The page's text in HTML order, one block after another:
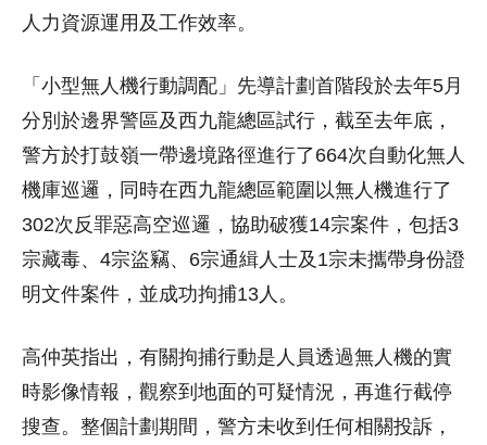
人力資源運用及工作效率。
「小型無人機行動調配」先導計劃首階段於去年5月
分別於邊界警區及西九龍總區試行，截至去年底，
警方於打鼓嶺一帶邊境路徑進行了664次自動化無人
機庫巡邏，同時在西九龍總區範圍以無人機進行了
302次反罪惡高空巡邏，協助破獲14宗案件，包括3
宗藏毒、4宗盜竊、6宗通緝人士及1宗未攜帶身份證
明文件案件，並成功拘捕13人。
高仲英指出，有關拘捕行動是人員透過無人機的實
時影像情報，觀察到地面的可疑情況，再進行截停
搜查。整個計劃期間，警方未收到任何相關投訴，